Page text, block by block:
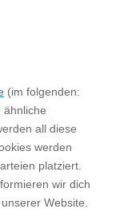
(im folgenden:
ähnliche
all diese
werden
platziert.
wir dich
Website.